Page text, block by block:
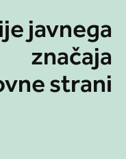
javnega
značaja
strani